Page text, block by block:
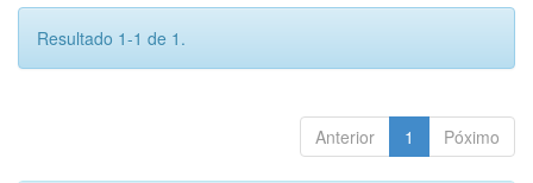
Resultado 1-1 de 1.
Anterior 1 Póximo